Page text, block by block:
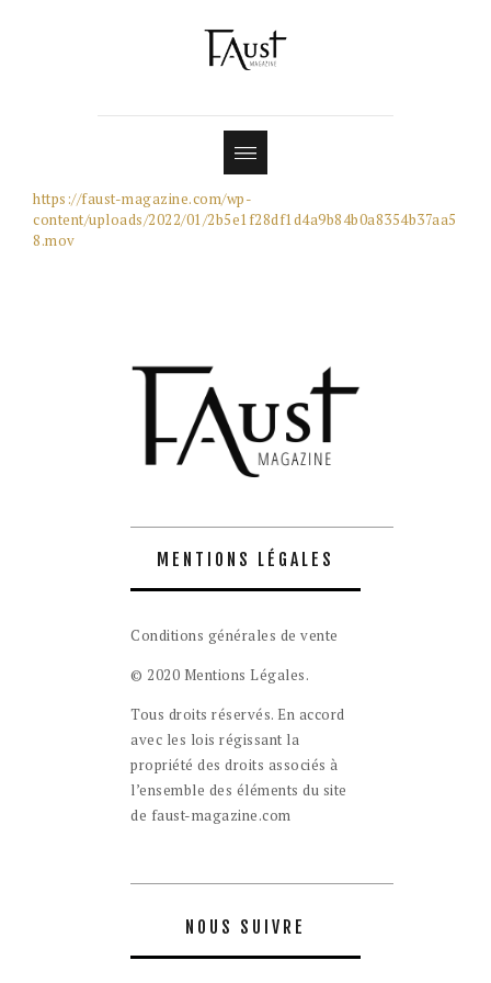
https://faust-magazine.com/wp-
content/uploads/2022/01/2b5e1f28df1d4a9b84b0a8354b37aa5
8.mov
MENTIONS LÉGALES
Conditions générales de vente
© 2020 Mentions Légales.
Tous droits réservés. En accord
avec les lois régissant la
propriété des droits associés à
l’ensemble des éléments du site
de faust-magazine.com
NOUS SUIVRE